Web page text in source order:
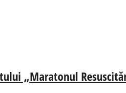
„Maratonul